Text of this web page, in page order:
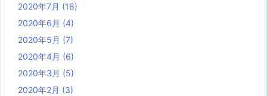
2020年7月 (18)
2020年6月 (4)
2020年5月 (7)
2020年4月 (6)
2020年3月 (5)
2020年2月 (3)